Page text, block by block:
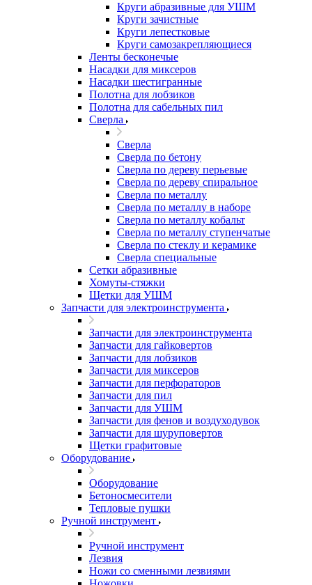
Круги абразивные для УШМ
Круги зачистные
Круги лепестковые
Круги самозакрепляющиеся
Ленты бесконечые
Насадки для миксеров
Насадки шестигранные
Полотна для лобзиков
Полотна для сабельных пил
Сверла
Сверла
Сверла по бетону
Сверла по дереву перьевые
Сверла по дереву спиральное
Сверла по металлу
Сверла по металлу в наборе
Сверла по металлу кобальт
Сверла по металлу ступенчатые
Сверла по стеклу и керамике
Сверла специальные
Сетки абразивные
Хомуты-стяжки
Щетки для УШМ
Запчасти для электроинструмента
Запчасти для электроинструмента
Запчасти для гайковертов
Запчасти для лобзиков
Запчасти для миксеров
Запчасти для перфораторов
Запчасти для пил
Запчасти для УШМ
Запчасти для фенов и воздуходувок
Запчасти для шуруповертов
Щетки графитовые
Оборудование
Оборудование
Бетоносмесители
Тепловые пушки
Ручной инструмент
Ручной инструмент
Лезвия
Ножи со сменными лезвиями